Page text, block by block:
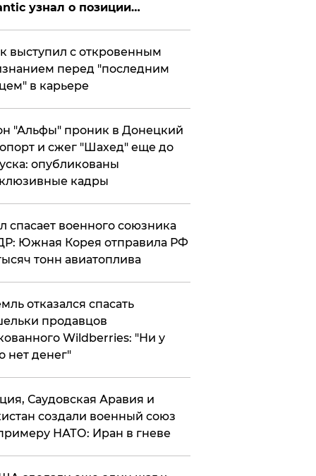
узнал о позиции
выступил с откровенным
перед "последним
в карьере
"Альфы" проник в Донецкий
и сжег "Шахед" еще до
опубликованы
кадры
спасает военного союзника
Южная Корея отправила РФ
тонн авиатоплива
отказался спасать
продавцов
Wildberries: "Ни у
нет денег"
Саудовская Аравия и
создали военный союз
НАТО: Иран в гневе